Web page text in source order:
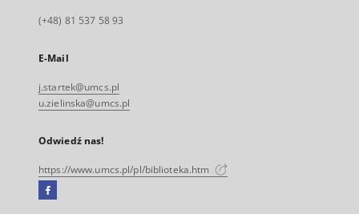
(+48) 81 537 58 93
E-Mail
j.startek@umcs.pl
u.zielinska@umcs.pl
Odwiedź nas!
https://www.umcs.pl/pl/biblioteka.htm
Facebook